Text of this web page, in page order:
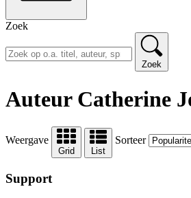
Zoek
Zoek
Auteur Catherine
Weergave
Grid List
Sorteer
Support